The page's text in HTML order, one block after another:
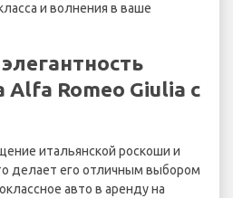
и волнения в ваше
Alfa Romeo Giulia с
итальянской роскоши и
делает его отличным выбором
авто в аренду на